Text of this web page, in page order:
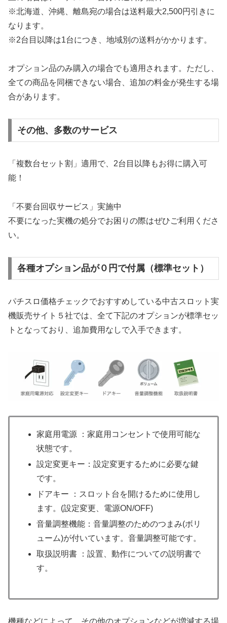
※北海道、沖縄、離島宛の場合は送料最大2,500円引きに
なります。
※2台目以降は1台につき、地域別の送料がかかります。
オプション品のみ購入の場合でも適用されます。ただし、
全ての商品を同梱できない場合、追加の料金が発生する場
合があります。
その他、多数のサービス
「複数台セット割」適用で、2台目以降もお得に購入可
能！
「不要台回収サービス」実施中
不要になった実機の処分でお困りの際はぜひご利用くださ
い。
各種オプション品が０円で付属（標準セット）
パチスロ価格チェックでおすすめしている中古スロット実
機販売サイト５社では、全て下記のオプションが標準セッ
トとなっており、追加費用なしで入手できます。
家庭用電源 ：家庭用コンセントで使用可能な
状態です。
設定変更キー：設定変更するために必要な鍵
です。
ドアキー ：スロット台を開けるために使用し
ます。(設定変更、電源ON/OFF)
音量調整機能：音量調整のためのつまみ(ボリ
ューム)が付いています。音量調整可能です。
取扱説明書 ：設置、動作についての説明書で
す。
機種などによって、その他のオプションなどが増減する場